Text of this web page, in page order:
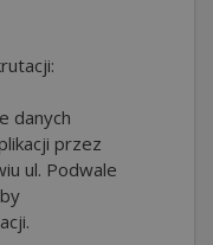
danych
przez
ul. Podwale